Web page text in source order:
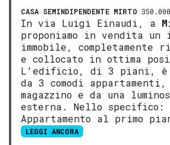
CASA SEMINDIPENDENTE MIRTO
In via Luigi Einaudi, a
proponiamo in vendita un
immobile,
e collocato in ottima
L'edificio, di 3 piani, è
da 3 comodi appartamenti,
magazzino e da una
esterna. Nello specifico:
Appartamento al primo
LEGGI ANCORA